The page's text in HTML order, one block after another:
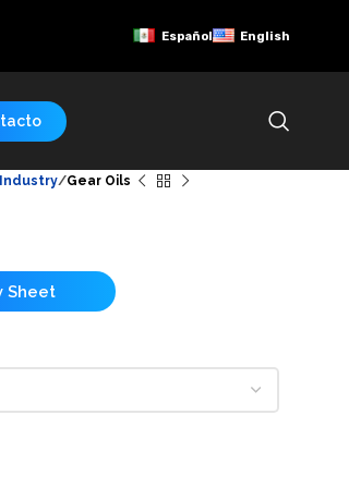
Español English
Gear Oils
Sheet